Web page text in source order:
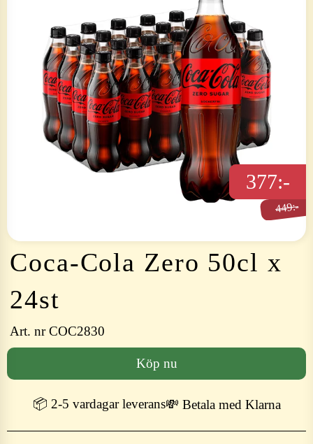
Coca-Cola Zero 50cl x
24st
Art. nrCOC2830
377:-
449:-
449:-
Köp nu
📦 2-5 vardagar leverans💸 Betala med Klarna